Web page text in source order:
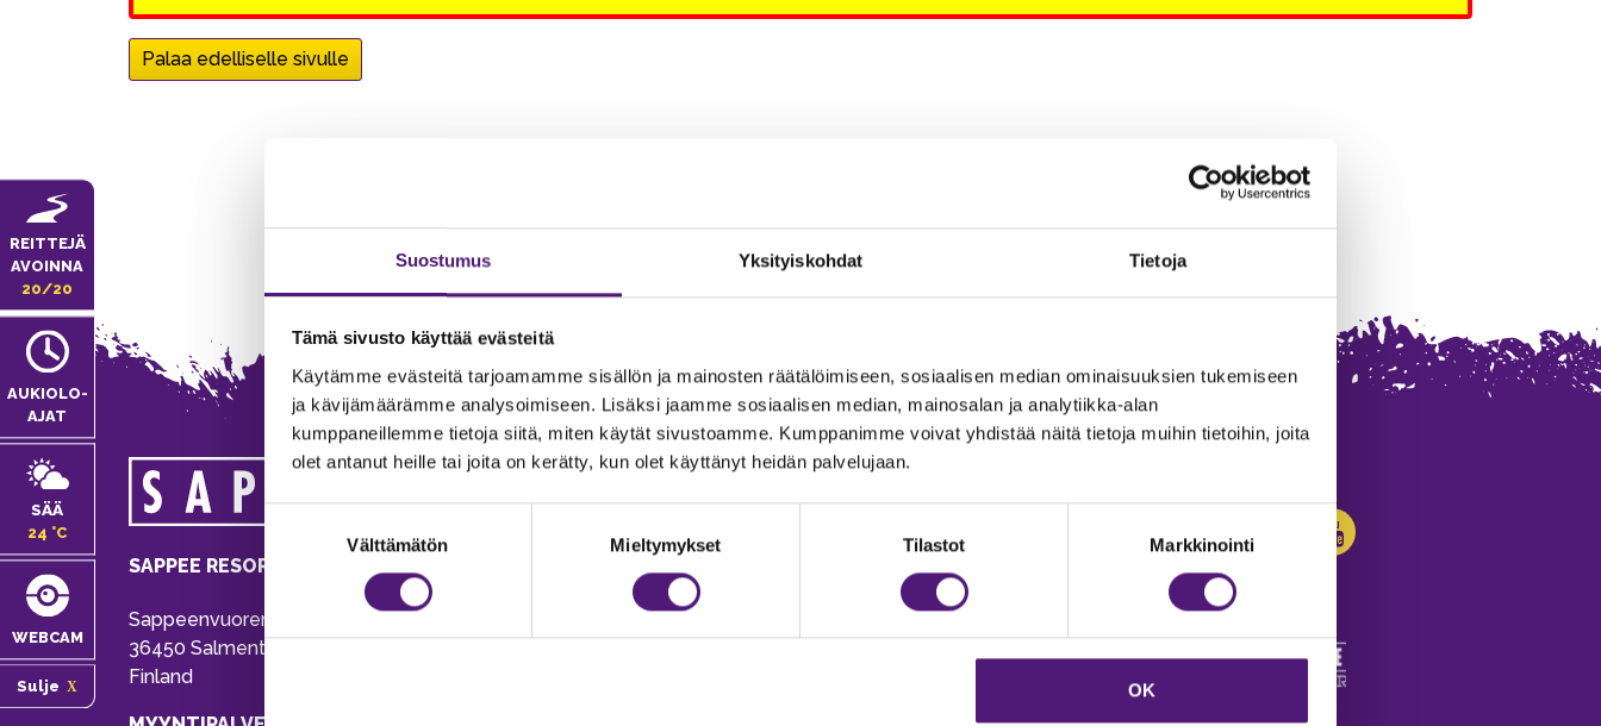
Suostumus Yksityiskohdat Tietoja
Tämä sivusto käyttää evästeitä
Käytämme evästeitä tarjoamamme sisällön ja mainosten räätälöimiseen, sosiaalisen median ominaisuuksien tukemiseen
ja kävijämäärämme analysoimiseen. Lisäksi jaamme sosiaalisen median, mainosalan ja analytiikka-alan
kumppaneillemme tietoja siitä, miten käytät sivustoamme. Kumppanimme voivat yhdistää näitä tietoja muihin tietoihin, joita
olet antanut heille tai joita on kerätty, kun olet käyttänyt heidän palvelujaan.
Välttämätön Mieltymykset Tilastot Markkinointi
OK
REITTEJÄ
AVOINNA
20/20
AUKIOLO­
AJAT
SÄÄ
24 °C
WEBCAM
Sulje
Palaa edelliselle sivulle
SAPPEE RESORT
Sappeenvuorentie 200
36450 Salmentaka, Pälkäne
Finland
MAJOITUS
020 755 9975
majoitus@sappee.fi
Vastuullisuus
Avoimet työpaikat
Anna palautetta
Evästeasetukset